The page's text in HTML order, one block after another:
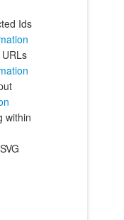
Ids
within